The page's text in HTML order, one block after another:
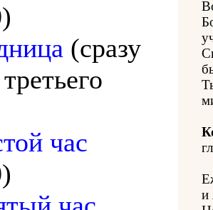
(сразу
час
и